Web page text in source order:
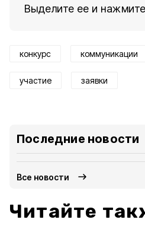
Выделите ее и
конкурс коммуникации
участие заявки
Последние новости
Все новости
Читайте